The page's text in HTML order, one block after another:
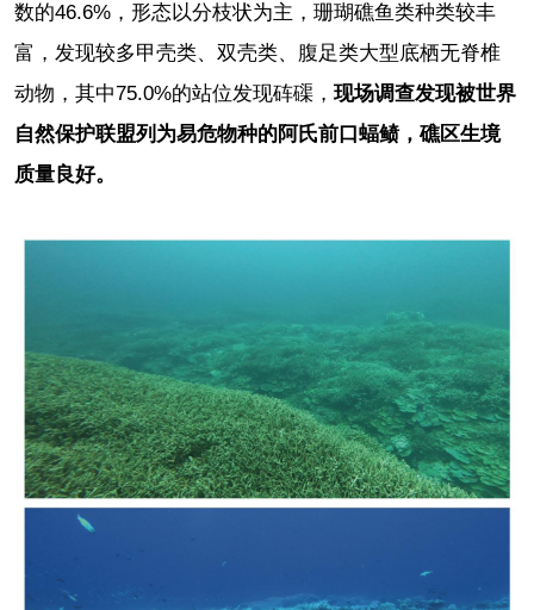
数的46.6%，形态以分枝状为主，珊瑚礁鱼类种类较丰
富，发现较多甲壳类、双壳类、腹足类大型底栖无脊椎
动物，其中75.0%的站位发现砗磲， 现场调查发现被世界
自然保护联盟列为易危物种的阿氏前口蝠鲼，礁区生境
质量良好。